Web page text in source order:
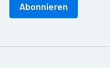
Abonnieren